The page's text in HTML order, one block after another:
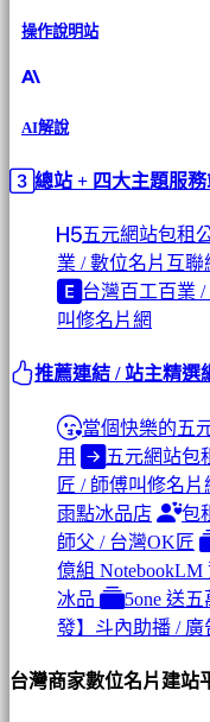
操作說明站
AI解說
總站 + 四大主題服務
五元網站包租
業 / 數位名片互聯
台灣百工百業
叫修名片網
推薦連結 / 站主精選
當個快樂的五
用
五元網站包
匠 / 師傅叫修名片
雨點冰品店
包
師父 / 台灣OK匠
億組 NotebookLM
冰品
5one 送
發】斗內助播 / 廣
台灣商家數位名片建站